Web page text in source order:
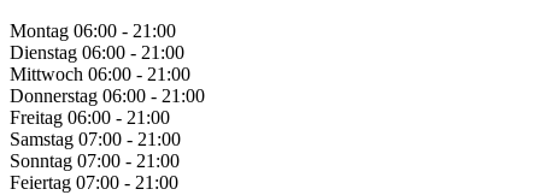
Montag 06:00 - 21:00
Dienstag 06:00 - 21:00
Mittwoch 06:00 - 21:00
Donnerstag 06:00 - 21:00
Freitag 06:00 - 21:00
Samstag 07:00 - 21:00
Sonntag 07:00 - 21:00
Feiertag 07:00 - 21:00